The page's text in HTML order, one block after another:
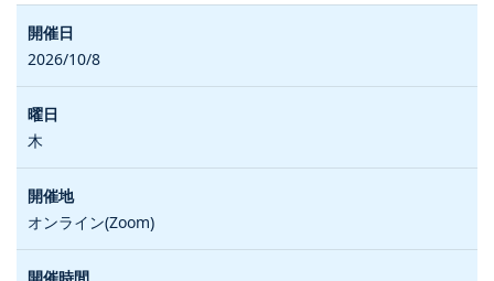
2026/10/8
木
オンライン(Zoom)